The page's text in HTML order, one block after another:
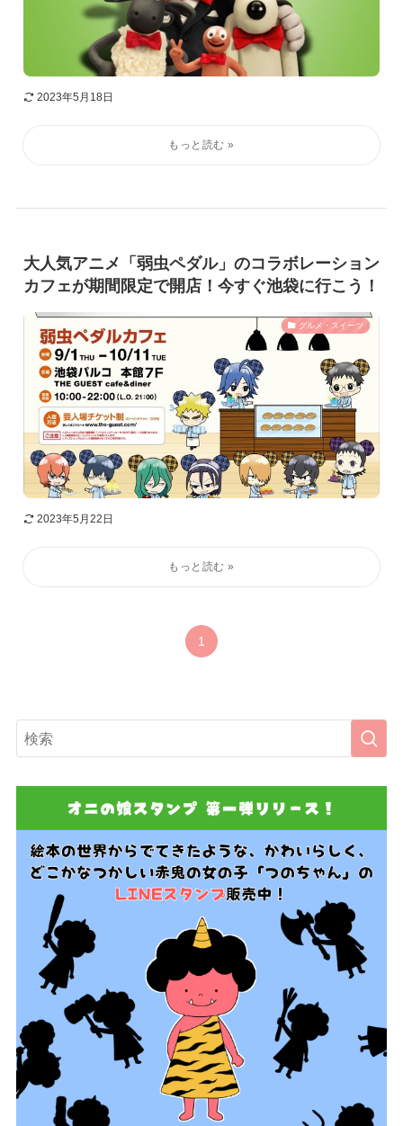
2023年5月18日
大人気アニメ「弱虫ペダル」のコラボレーション
カフェが期間限定で開店！今すぐ池袋に行こう！
グルメ・スイーツ
2023年5月22日
1